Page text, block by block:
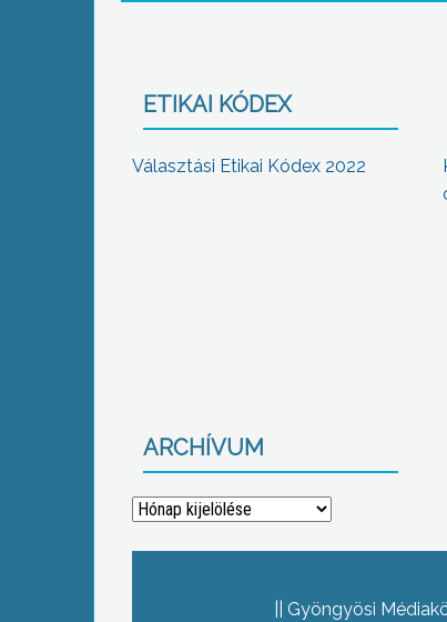
ETIKAI KÓDEX
Választási Etikai Kódex 2022
ARCHÍVUM
Archívum
Gyöngyösi